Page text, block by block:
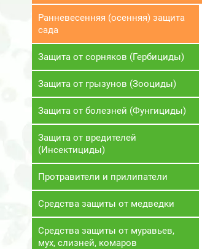
Ранневесенняя (осенняя) защита
сада
Защита от сорняков (Гербициды)
Защита от грызунов (Зооциды)
Защита от болезней (Фунгициды)
Защита от вредителей
(Инсектициды)
Протравители и прилипатели
Средства защиты от медведки
Средства защиты от муравьев,
мух, слизней, комаров